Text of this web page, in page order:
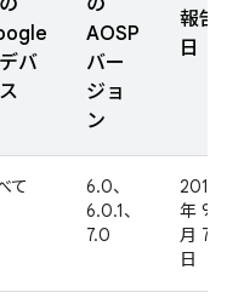
バ
の
AOSP
バー
ジョ
ン
報告
日
て
6.0、
6.0.1、
7.0
2016
年 9
月 7
日